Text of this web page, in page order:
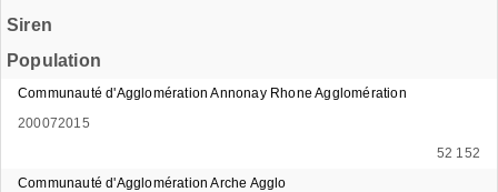
Siren
Population
Communauté d'Agglomération Annonay Rhone Agglomération
200072015
52 152
Communauté d'Agglomération Arche Agglo